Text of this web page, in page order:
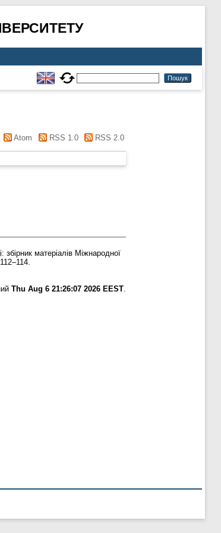
Atom RSS 1.0 RSS 2.0
матеріалів Міжнародної
Thu Aug 6 21:26:07 2026 EEST.